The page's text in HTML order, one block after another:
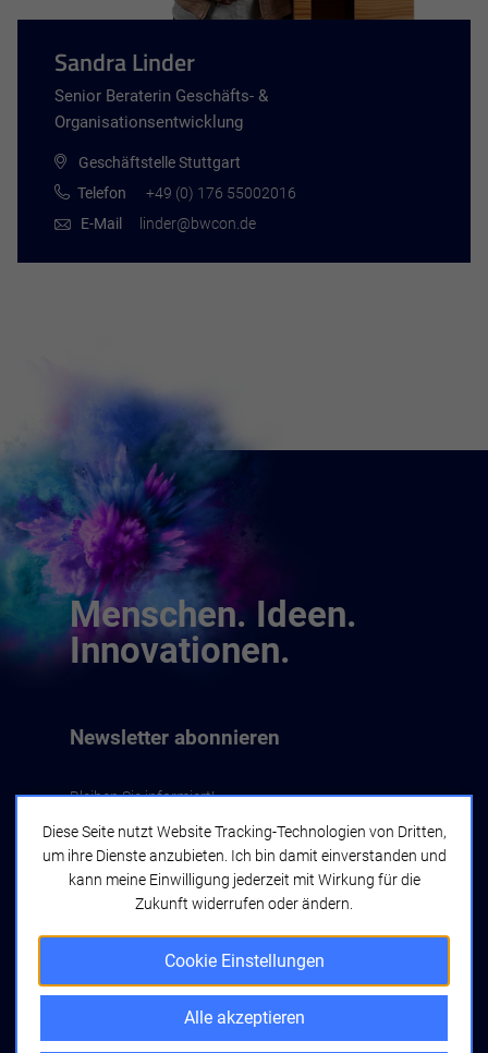
Sandra Linder
Senior Beraterin Geschäfts- &
Organisationsentwicklung
Geschäftstelle Stuttgart
Telefon
+49 (0) 176 55002016
E-Mail
linder@bwcon.de
Menschen. Ideen.
Innovationen.
Seyfferstraße 34
Newsletter abonnieren
Bleiben Sie informiert!
Jetzt abonnieren
Diese Seite nutzt Website Tracking-Technologien von Dritten,
um ihre Dienste anzubieten. Ich bin damit einverstanden und
kann meine Einwilligung jederzeit mit Wirkung für die
Zukunft widerrufen oder ändern.
Cookie Einstellungen
Alle akzeptieren